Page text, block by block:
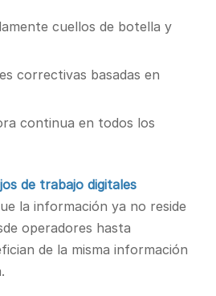
cuellos de botella y
correctivas basadas en
continua en todos los
de trabajo digitales
la información ya no reside
operadores hasta
de la misma información